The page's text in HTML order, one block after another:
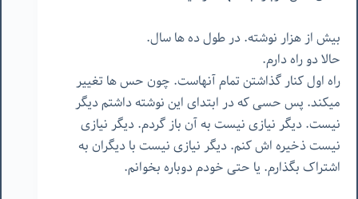
بیش از هزار نوشته. در طول ده ها سال.
حالا دو راه دارم.
راه اول کنار گذاشتن تمام آنهاست. چون حس ها تغییر
میکند. پس حسی که در ابتدای این نوشته داشتم دیگر
نیست. دیگر نیازی نیست به آن باز گردم. دیگر نیازی
نیست ذخیره اش کنم. دیگر نیازی نیست با دیگران به
اشتراک بگذارم. یا حتی خودم دوباره بخوانم.